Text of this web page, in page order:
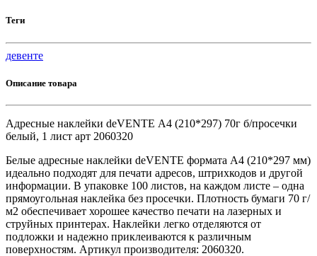
Теги
девенте
Описание товара
Адресные наклейки deVENTE А4 (210*297) 70г б/просечки
белый, 1 лист арт 2060320
Белые адресные наклейки deVENTE формата А4 (210*297 мм)
идеально подходят для печати адресов, штрихкодов и другой
информации. В упаковке 100 листов, на каждом листе – одна
прямоугольная наклейка без просечки. Плотность бумаги 70 г/
м2 обеспечивает хорошее качество печати на лазерных и
струйных принтерах. Наклейки легко отделяются от
подложки и надежно приклеиваются к различным
поверхностям. Артикул производителя: 2060320.